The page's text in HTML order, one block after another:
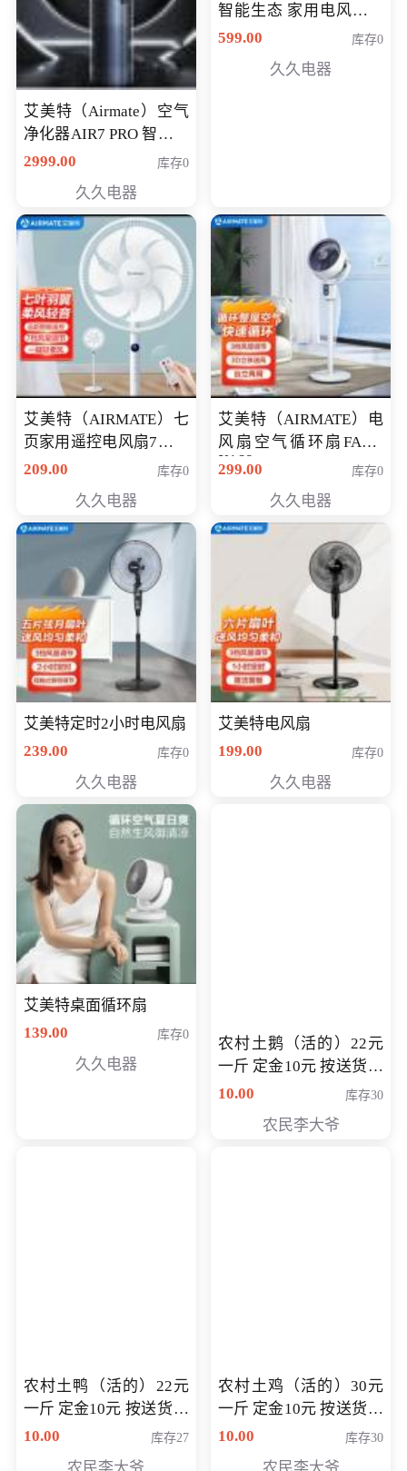
艾美特（Airmate）空气
净化器AIR7 PRO 智能全
屋空气循环负离子旗舰
2999.00 库存0
久久电器
智能生态 家用电风扇直
流变频节能轻音空气循
鹅，白天鹅智能)
599.00 库存0
久久电器
艾美特（AIRMATE）七
页家用遥控电风扇7档风
量空气循环摇头立式落
定时落地式风扇CS35-
R20
209.00 库存0
久久电器
艾美特（AIRMATE）电
风扇空气循环扇FA18-
X168
299.00 库存0
久久电器
艾美特定时2小时电风扇
239.00
库存0
久久电器
艾美特电风扇
199.00
库存0
久久电器
艾美特桌面循环扇
139.00
库存0
久久电器
农村土鹅（活的）22元
一斤 定金10元 按送货交
付时秤重计算货款 定金
10.00 库存30
农民李大爷
农村土鸭（活的）22元
一斤 定金10元 按送货交
付时秤重计算货款 定金
10.00 库存27
农村土鸡（活的）30元
一斤 定金10元 按送货交
付时秤重计算货款 定金
10.00 库存30